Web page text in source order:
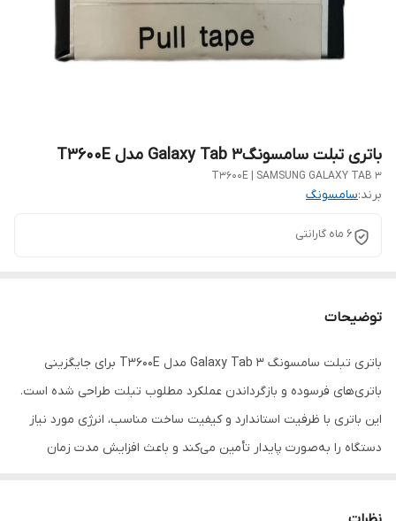
باتری تبلت سامسونگGalaxy Tab 3 مدل T3600E
T3600E | SAMSUNG GALAXY TAB 3
برند:سامسونگ
6 ماه گارانتی
توضیحات
باتری تبلت سامسونگ Galaxy Tab 3 مدل T3600E برای جایگزینی
باتری‌های فرسوده و بازگرداندن عملکرد مطلوب تبلت طراحی شده است.
این باتری با ظرفیت استاندارد و کیفیت ساخت مناسب، انرژی مورد نیاز
دستگاه را به‌صورت پایدار تأمین می‌کند و باعث افزایش مدت زمان